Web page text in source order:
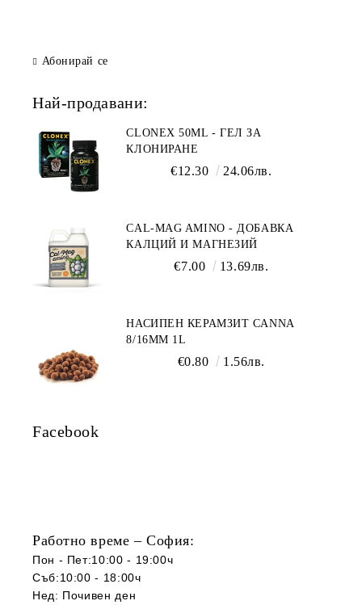
Абонирай се
Най-продавани:
CLONEX 50ML - ГЕЛ ЗА
КЛОНИРАНЕ
€12.30 24.06лв.
CAL-MAG AMINO - ДОБАВКА
КАЛЦИЙ И МАГНЕЗИЙ
€7.00 13.69лв.
НАСИПЕН КЕРАМЗИТ CANNA
8/16ММ 1L
€0.80 1.56лв.
Facebook
Работно време – София:
Пон - Пет:10:00 - 19:00ч
Съб:10:00 - 18:00ч
Нед: Почивен ден